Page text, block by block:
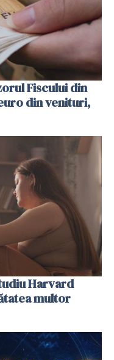
Fiscului din
din venituri,
Harvard
multor